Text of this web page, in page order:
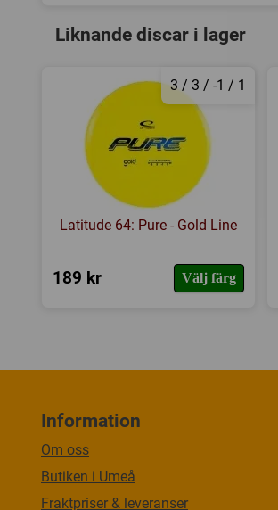
Liknande discar i lager
3 / 3 / -1 / 1
Latitude 64: Pure - Gold Line
189 kr Välj färg
Information
Om oss
Butiken i Umeå
Fraktpriser & leveranser